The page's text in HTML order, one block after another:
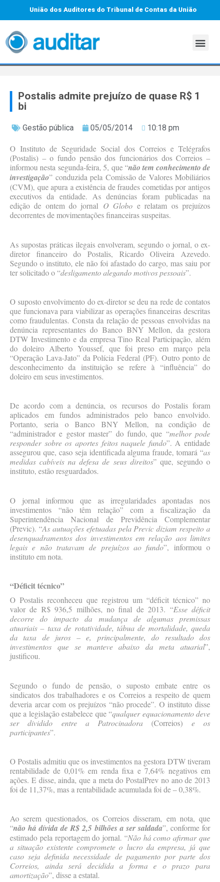
União dos Auditores do Tribunal de Contas da União
Postalis admite prejuízo de quase R$ 1
bi
Gestão pública 05/05/2014 10:18 pm
O Instituto de Seguridade Social dos Correios e Telégrafos
(Postalis) – o fundo pensão dos funcionários dos Correios –
informou nesta segunda-feira, 5, que “não tem conhecimento de
investigação” conduzida pela Comissão de Valores Mobiliários
(CVM), que apura a existência de fraudes cometidas por antigos
executivos da entidade. As denúncias foram publicadas na
edição de ontem do jornal O Globo e relatam os prejuízos
decorrentes de movimentações financeiras suspeitas.
As supostas práticas ilegais envolveram, segundo o jornal, o ex-
diretor financeiro do Postalis, Ricardo Oliveira Azevedo.
Segundo o instituto, ele não foi afastado do cargo, mas saiu por
ter solicitado o “desligamento alegando motivos pessoais”.
O suposto envolvimento do ex-diretor se deu na rede de contatos
que funcionava para viabilizar as operações financeiras descritas
como fraudulentas. Consta da relação de pessoas envolvidas na
denúncia representantes do Banco BNY Mellon, da gestora
DTW Investimento e da empresa Tino Real Participação, além
do doleiro Alberto Youssef, que foi preso em março pela
“Operação Lava-Jato” da Polícia Federal (PF). Outro ponto de
desconhecimento da instituição se refere à “influência” do
doleiro em seus investimentos.
De acordo com a denúncia, os recursos do Postalis foram
aplicados em fundos administrados pelo banco envolvido.
Portanto, seria o Banco BNY Mellon, na condição de
“administrador e gestor master” do fundo, que “melhor pode
responder sobre os aportes feitos naquele fundo”. A entidade
assegurou que, caso seja identificada alguma fraude, tomará “as
medidas cabíveis na defesa de seus direitos” que, segundo o
instituto, estão resguardados.
O jornal informou que as irregularidades apontadas nos
investimentos “não têm relação” com a fiscalização da
Superintendência Nacional de Previdência Complementar
(Previc). “As autuações efetuadas pela Previc diziam respeito a
desenquadramentos dos investimentos em relação aos limites
legais e não tratavam de prejuízos ao fundo”, informou o
instituto em nota.
“Déficit técnico”
O Postalis reconheceu que registrou um “déficit técnico” no
valor de R$ 936,5 milhões, no final de 2013. “Esse déficit
decorre do impacto da mudança de algumas premissas
atuariais – taxa de rotatividade, tábua de mortalidade, queda
da taxa de juros – e, principalmente, do resultado dos
investimentos que se manteve abaixo da meta atuarial”,
justificou.
Segundo o fundo de pensão, o suposto embate entre os
sindicatos dos trabalhadores e os Correios a respeito de quem
deveria arcar com os prejuízos “não procede”. O instituto disse
que a legislação estabelece que “qualquer equacionamento deve
ser dividido entre a Patrocinadora (Correios) e os
participantes”.
O Postalis admitiu que os investimentos na gestora DTW tiveram
rentabilidade de 0,01% em renda fixa e 7,64% negativos em
ações. E disse, ainda, que a meta do PostalPrev no ano de 2013
foi de 11,37%, mas a rentabilidade acumulada foi de – 0,38%.
Ao serem questionados, os Correios disseram, em nota, que
“não há dívida de R$ 2,5 bilhões a ser saldada”, conforme for
estimado pela reportagem do jornal. “Não há como afirmar que
a situação existente compromete o lucro da empresa, já que
caso seja definida necessidade de pagamento por parte dos
Correios, ainda será decidida a forma e o prazo para
amortização”, disse a estatal.